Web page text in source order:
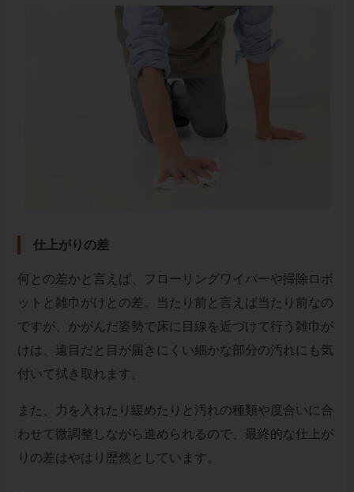
仕上がりの差
何との差かと言えば、フローリングワイパーや掃除ロボ
ットと雑巾がけとの差。当たり前と言えば当たり前なの
ですが、かがんだ姿勢で床に目線を近づけて行う雑巾が
けは、遠目だと目が届きにくい細かな部分の汚れにも気
付いて拭き取れます。
また、力を入れたり緩めたりと汚れの種類や度合いに合
わせて微調整しながら進められるので、最終的な仕上が
りの差はやはり歴然としています。